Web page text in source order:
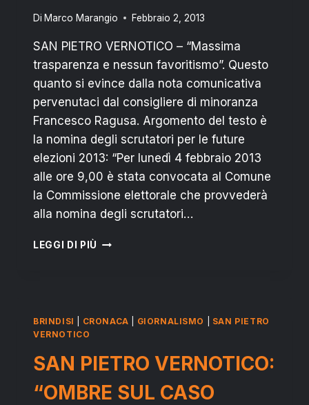
Di Marco Marangio Febbraio 2, 2013
SAN PIETRO VERNOTICO – “Massima
trasparenza e nessun favoritismo”. Questo
quanto si evince dalla nota comunicativa
pervenutaci dal consigliere di minoranza
Francesco Ragusa. Argomento del testo è
la nomina degli scrutatori per le future
elezioni 2013: “Per lunedì 4 febbraio 2013
alle ore 9,00 è stata convocata al Comune
la Commissione elettorale che provvederà
alla nomina degli scrutatori…
LEGGI DI PIÙ ELEZIONI
VERNOTICO:
“NOMINA
SENZA
FAVORITISMI”
BRINDISI CRONACA GIORNALISMO
SAN PIETRO
VERNOTICO
SAN PIETRO VERNOTICO:
“OMBRE SUL CASO